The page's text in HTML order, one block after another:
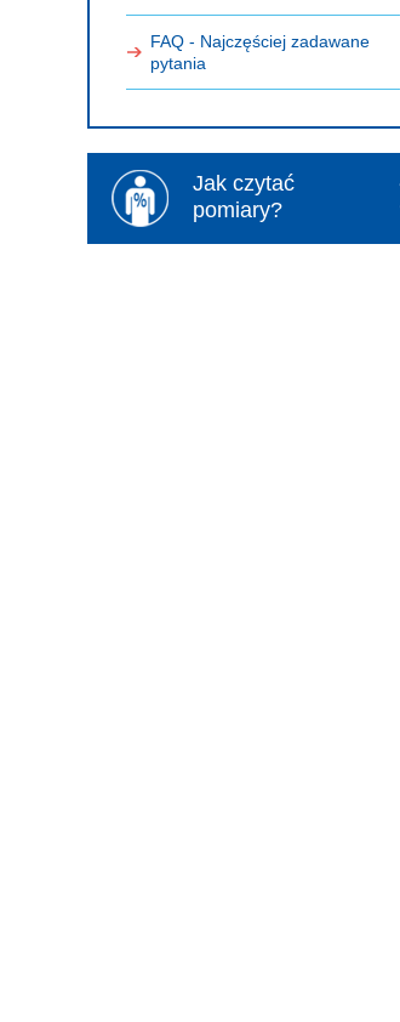
FAQ - Najczęściej zadawane
pytania
Jak czytać
pomiary?